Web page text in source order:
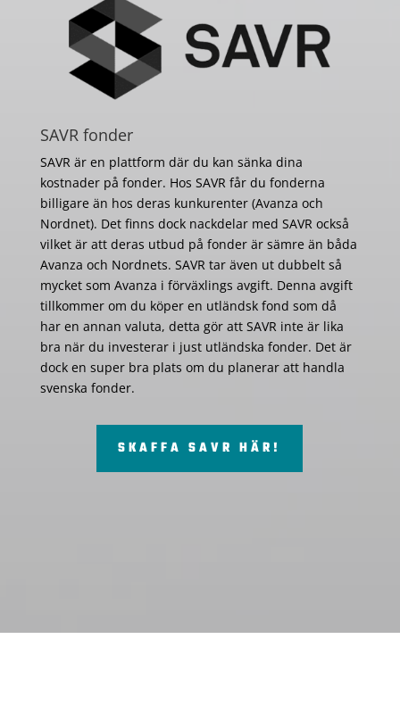
SAVR fonder
SAVR är en plattform där du kan sänka dina
kostnader på fonder. Hos SAVR får du fonderna
billigare än hos deras kunkurenter (Avanza och
Nordnet). Det finns dock nackdelar med SAVR också
vilket är att deras utbud på fonder är sämre än båda
Avanza och Nordnets. SAVR tar även ut dubbelt så
mycket som Avanza i förväxlings avgift. Denna avgift
tillkommer om du köper en utländsk fond som då
har en annan valuta, detta gör att SAVR inte är lika
bra när du investerar i just utländska fonder. Det är
dock en super bra plats om du planerar att handla
svenska fonder.
SKAFFA SAVR HÄR!